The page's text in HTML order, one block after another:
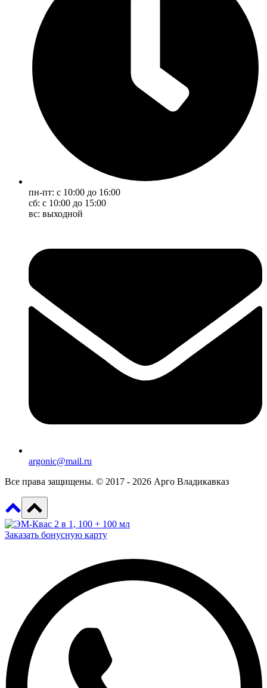
пн-пт: с 10:00 до 16:00
сб: с 10:00 до 15:00
вс: выходной
argonic@mail.ru
Все права защищены. © 2017 - 2026 Арго Владикавказ
Заказать бонусную карту